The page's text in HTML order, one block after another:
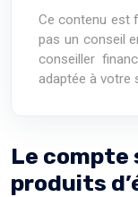
Ce contenu est
pas un conseil
conseiller
adaptée à votre
Le
produits